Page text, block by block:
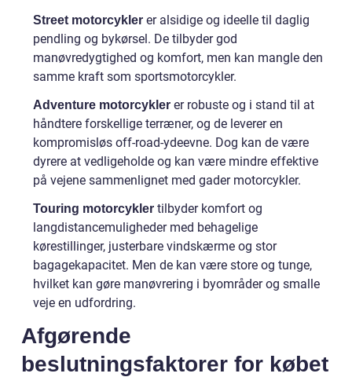
Street motorcykler er alsidige og ideelle til daglig
pendling og bykørsel. De tilbyder god
manøvredygtighed og komfort, men kan mangle den
samme kraft som sportsmotorcykler.
Adventure motorcykler er robuste og i stand til at
håndtere forskellige terræner, og de leverer en
kompromisløs off-road-ydeevne. Dog kan de være
dyrere at vedligeholde og kan være mindre effektive
på vejene sammenlignet med gader motorcykler.
Touring motorcykler tilbyder komfort og
langdistancemuligheder med behagelige
kørestillinger, justerbare vindskærme og stor
bagagekapacitet. Men de kan være store og tunge,
hvilket kan gøre manøvrering i byområder og smalle
veje en udfordring.
Afgørende
beslutningsfaktorer for købet